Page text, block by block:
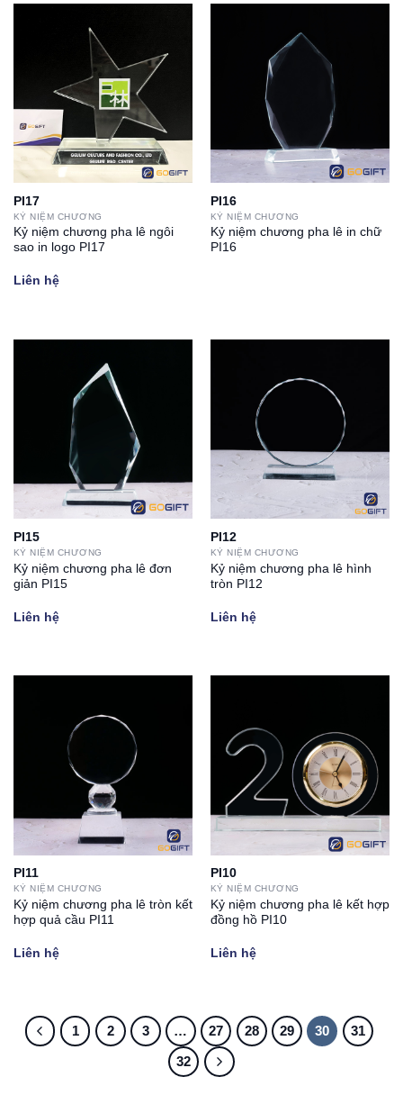
PI17
KỶ NIỆM CHƯƠNG
Kỷ niệm chương pha lê ngôi
sao in logo PI17
Liên hệ
PI16
KỶ NIỆM CHƯƠNG
Kỷ niệm chương pha lê in chữ
PI16
PI15
KỶ NIỆM CHƯƠNG
Kỷ niệm chương pha lê đơn
giản PI15
Liên hệ
PI12
KỶ NIỆM CHƯƠNG
Kỷ niệm chương pha lê hình
tròn PI12
Liên hệ
PI11
KỶ NIỆM CHƯƠNG
Kỷ niệm chương pha lê tròn kết
hợp quả cầu PI11
Liên hệ
PI10
KỶ NIỆM CHƯƠNG
Kỷ niệm chương pha lê kết hợp
đồng hồ PI10
Liên hệ
1 2 3 … 27 28 29 30
31
32